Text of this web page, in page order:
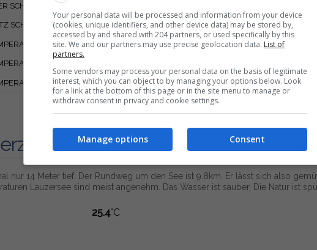
Your personal data will be processed and information from your device
(cookies, unique identifiers, and other device data) may be stored by,
accessed by and shared with 204 partners, or used specifically by this
site. We and our partners may use precise geolocation data. List of
partners.
Some vendors may process your personal data on the basis of legitimate
interest, which you can object to by managing your options below. Look
for a link at the bottom of this page or in the site menu to manage or
withdraw consent in privacy and cookie settings.
Consent
Manage options
SCHWEIZ WETTER BERN 7 TAGE
SCHWEIZ POLLENBERICHT SCHWEIZ WASSERTEMPERATUR
VIERWALDSTÄTTERSEE WASSERTEMPERATUR ZUGERSEE
WALENSEE
ZÜRICHSEE WASSERTEMPERATUREN SCHWEIZ
nur 14 Meter tief. Der Rundweg um den See ist 9.8km. Er lässt sich also
Lauzersee sind meist angenehm. Das Wasser ist sauber. Die Natur ist
25.4°C